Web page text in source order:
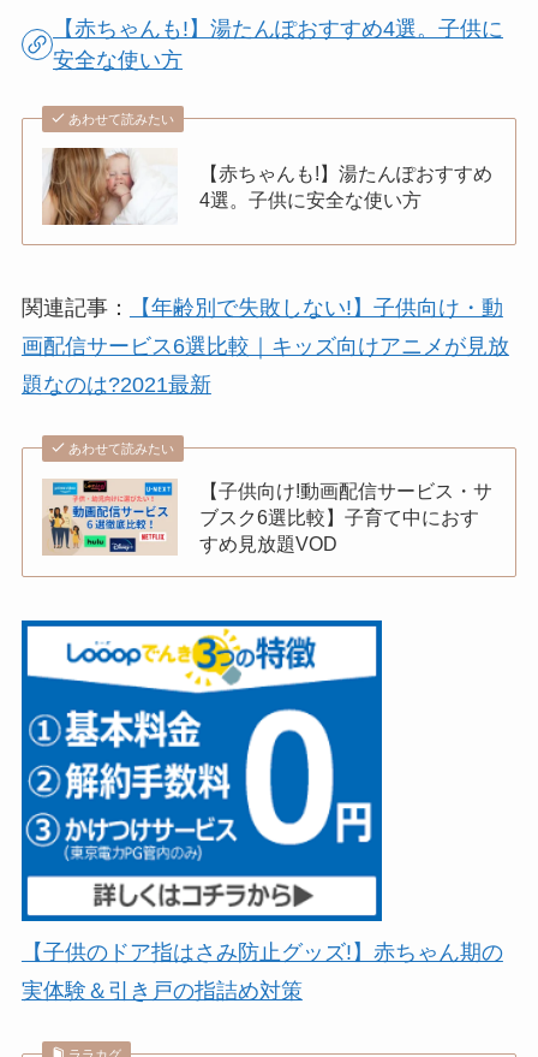
【赤ちゃんも!】湯たんぽおすすめ4選。子供に
安全な使い方
あわせて読みたい
【赤ちゃんも!】湯たんぽおすすめ
4選。子供に安全な使い方
関連記事：
【年齢別で失敗しない!】子供向け・動
画配信サービス6選比較｜キッズ向けアニメが見放
題なのは?2021最新
あわせて読みたい
【子供向け!動画配信サービス・サ
ブスク6選比較】子育て中におす
すめ見放題VOD
【子供のドア指はさみ防止グッズ!】赤ちゃん期の
実体験＆引き戸の指詰め対策
ララカグ